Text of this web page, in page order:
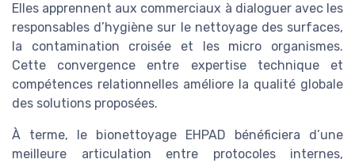
Elles apprennent aux commerciaux à dialoguer avec les
responsables d’hygiène sur le nettoyage des surfaces,
la contamination croisée et les micro organismes.
Cette convergence entre expertise technique et
compétences relationnelles améliore la qualité globale
des solutions proposées.
À terme, le bionettoyage EHPAD bénéficiera d’une
meilleure articulation entre protocoles internes,